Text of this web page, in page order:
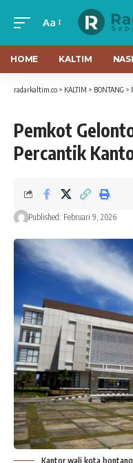
Aa
HOME KALTIM
radarkaltim.co > KALTIM > BONTANG >
Pemkot
Percantik
Published: Februari 9, 2026
Kantor wali kota bontang